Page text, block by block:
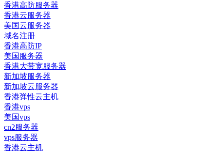
香港高防服务器
香港云服务器
美国云服务器
域名注册
香港高防IP
美国服务器
香港大带宽服务器
新加坡服务器
新加坡云服务器
香港弹性云主机
香港vps
美国vps
cn2服务器
vps服务器
香港云主机